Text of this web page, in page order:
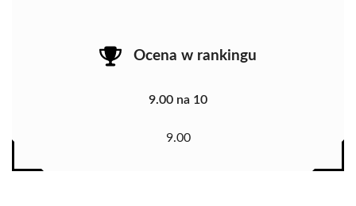
Ocena w rankingu
9.00 na 10
9.00